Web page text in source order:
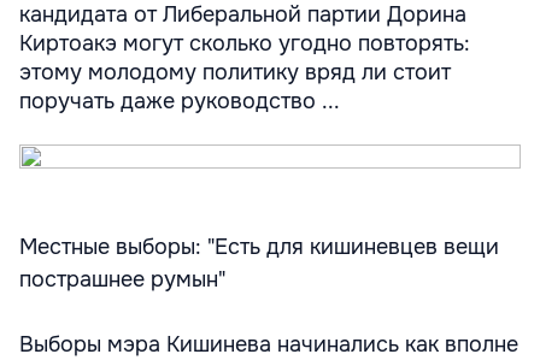
кандидата от Либеральной партии Дорина
Киртоакэ могут сколько угодно повторять:
этому молодому политику вряд ли стоит
поручать даже руководство ...
Местные выборы: "Есть для кишиневцев вещи
пострашнее румын"
Выборы мэра Кишинева начинались как вполне